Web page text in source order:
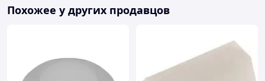
герметичная монтажная коробка ip55 85х85х40 мм,
коробка квадратная для наружного монтажа neomax,
Похожее у других продавцов